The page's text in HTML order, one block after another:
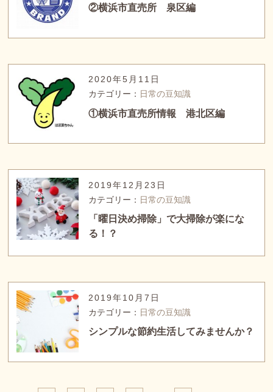
②横浜市直売所 泉区編
2020年5月11日
カテゴリー： 日常の豆知識
①横浜市直売所情報 港北区編
2019年12月23日
カテゴリー： 日常の豆知識
「曜日決め掃除」で大掃除が楽にな
る！？
2019年10月7日
カテゴリー： 日常の豆知識
シンプルな節約生活してみませんか？